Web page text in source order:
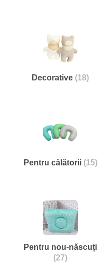
Decorative (18)
Pentru călătorii (15)
Pentru nou-născuți
(27)